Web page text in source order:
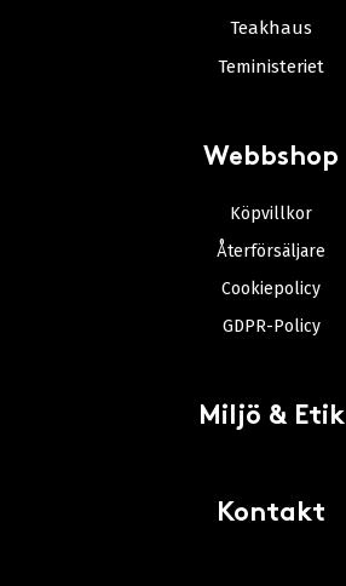
Teakhaus
Teministeriet
Webbshop
Köpvillkor
Återförsäljare
Cookiepolicy
GDPR-Policy
Miljö & Etik
Kontakt